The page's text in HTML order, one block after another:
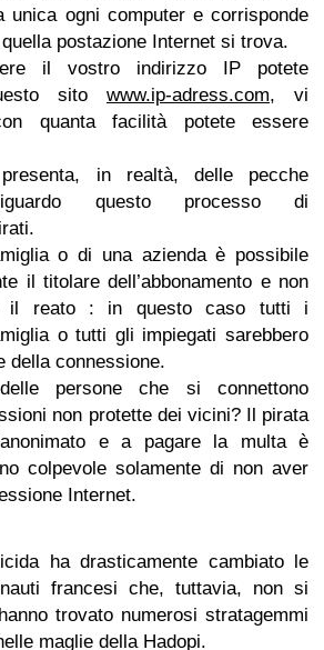
unica ogni computer e corrisponde
postazione Internet si trova.
il vostro indirizzo IP potete
sito www.ip-adress.com, vi
quanta facilità potete essere
in realtà, delle pecche
questo processo di
o di una azienda è possibile
il titolare dell’abbonamento e non
il reato : in questo caso tutti i
o tutti gli impiegati sarebbero
della connessione.
persone che si connettono
non protette dei vicini? Il pirata
e a pagare la multa è
colpevole solamente di non aver
Internet.
ha drasticamente cambiato le
francesi che, tuttavia, non si
trovato numerosi stratagemmi
maglie della Hadopi.